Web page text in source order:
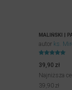
MALIŃSKI |
autor ks.
5.00
na 5.
39,90 zł
Najniższa
39,90 zł